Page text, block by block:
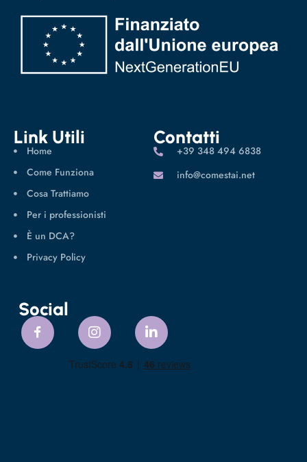
Link Utili
Home
Come Funziona
Cosa Trattiamo
Per i professionisti
È un DCA?
Privacy Policy
Contatti
‪+39 348 494 6838
info@comestai.net
Social